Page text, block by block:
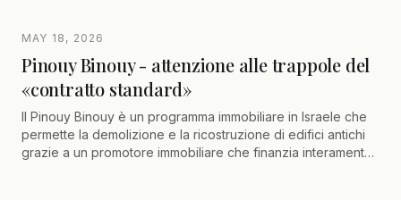
MAY 18, 2026
Pinouy Binouy - attenzione alle trappole del
«contratto standard»
Il Pinouy Binouy è un programma immobiliare in Israele che
permette la demolizione e la ricostruzione di edifici antichi
grazie a un promotore immobiliare che finanzia interamente